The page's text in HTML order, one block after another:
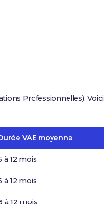
Professionnelles). Voici
VAE moyenne
à 12 mois
à 12 mois
à 12 mois